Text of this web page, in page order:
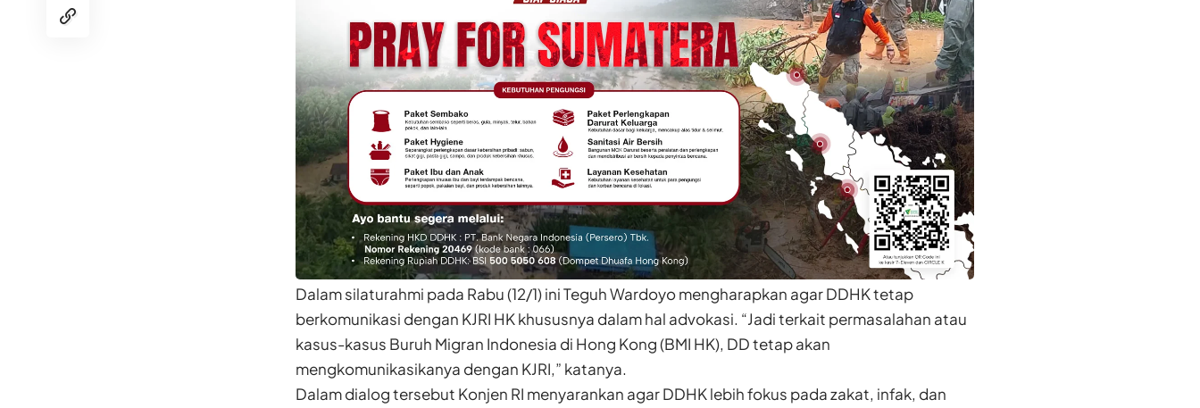
Dalam silaturahmi pada Rabu (12/1) ini Teguh Wardoyo mengharapkan agar DDHK tetap
berkomunikasi dengan KJRI HK khususnya dalam hal advokasi. “Jadi terkait permasalahan atau
kasus-kasus Buruh Migran Indonesia di Hong Kong (BMI HK), DD tetap akan
mengkomunikasikanya dengan KJRI,” katanya.
Dalam dialog tersebut Konjen RI menyarankan agar DDHK lebih fokus pada zakat, infak, dan